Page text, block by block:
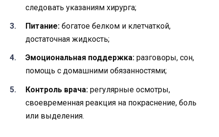
следовать указаниям хирурга;
Питание: богатое белком и клетчаткой,
достаточная жидкость;
Эмоциональная поддержка: разговоры, сон,
помощь с домашними обязанностями;
Контроль врача: регулярные осмотры,
своевременная реакция на покраснение, боль
или выделения.